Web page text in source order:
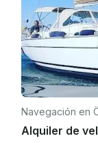
Navegación en
Alquiler de